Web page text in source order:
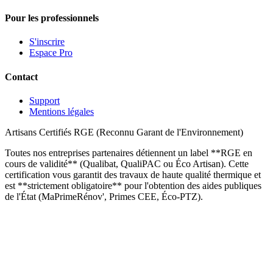
Pour les professionnels
S'inscrire
Espace Pro
Contact
Support
Mentions légales
Artisans Certifiés RGE (Reconnu Garant de l'Environnement)
Toutes nos entreprises partenaires détiennent un label **RGE en
cours de validité** (Qualibat, QualiPAC ou Éco Artisan). Cette
certification vous garantit des travaux de haute qualité thermique et
est **strictement obligatoire** pour l'obtention des aides publiques
de l'État (MaPrimeRénov', Primes CEE, Éco-PTZ).